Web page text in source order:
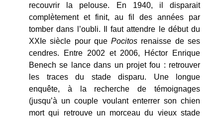
recouvrir la pelouse. En 1940, il disparait
complètement et finit, au fil des années par
tomber dans l’oubli. Il faut attendre le début du
XXIe siècle pour quePocitos renaisse de ses
cendres. Entre 2002 et 2006, Héctor Enrique
Benech se lance dans un projet fou : retrouver
les traces du stade disparu. Une longue
enquête, à la recherche de témoignages
(jusqu’à un couple voulant enterrer son chien
mort qui retrouve un morceau du vieux stade